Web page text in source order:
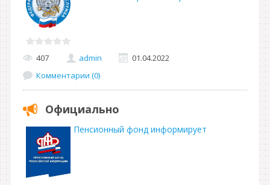
407 admin
01.04.2022
Комментарии (0)
Официально
Пенсионный фонд информирует